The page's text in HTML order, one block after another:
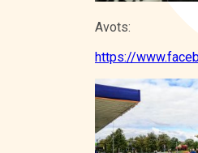
Avots:
https://